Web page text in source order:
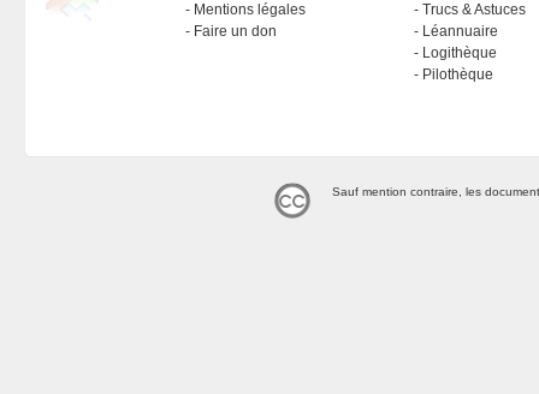
Mentions légales
Faire un don
Trucs & Astuces
Léannuaire
Logithèque
Pilothèque
Sauf mention contraire, les